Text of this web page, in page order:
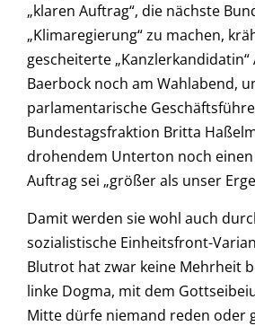
„klaren Auftrag“, die nächste
„Klimaregierung“ zu machen,
gescheiterte „Kanzlerkandidatin“
Baerbock noch am Wahlabend,
parlamentarische
Bundestagsfraktion Britta
drohendem Unterton noch
Auftrag sei „größer als unser
Damit werden sie wohl auch
sozialistische Einheitsfront-
Blutrot hat zwar keine Mehrheit
linke Dogma, mit dem
Mitte dürfe niemand reden oder